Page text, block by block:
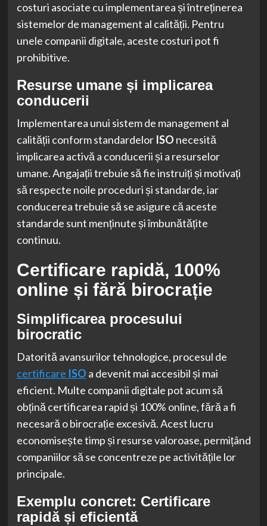
costuri asociate cu implementarea și întreținerea
sistemelor de management al calității. Pentru
unele companii digitale, aceste costuri pot fi
prohibitive.
Resurse umane și implicarea
conducerii
Implementarea unui sistem de management al
calității conform standardelor ISO necesită
implicarea activă a conducerii și a resurselor
umane. Angajații trebuie să fie instruiți și motivați
să respecte noile proceduri și standarde, iar
conducerea trebuie să se asigure că aceste
standarde sunt menținute și îmbunătățite
continuu.
Certificare rapidă, 100%
online și fără birocrație
Simplificarea procesului
birocratic
Datorită avansurilor tehnologice, procesul de
certificare ISO a devenit mai accesibil și mai
eficient. Multe companii digitale pot acum să
obțină certificarea rapid și 100% online, fără a fi
necesară o birocrație excesivă. Acest lucru
economisește timp și resurse valoroase, permițând
companiilor să se concentreze pe activitățile lor
principale.
Exemplu concret: Certificare
rapidă și eficientă